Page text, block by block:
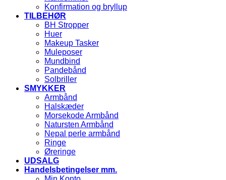
Konfirmation og bryllup
TILBEHØR
BH Stropper
Huer
Makeup Tasker
Muleposer
Mundbind
Pandebånd
Solbriller
SMYKKER
Armbånd
Halskæder
Morsekode Armbånd
Natursten Armbånd
Nepal perle armbånd
Ringe
Øreringe
UDSALG
Handelsbetingelser mm.